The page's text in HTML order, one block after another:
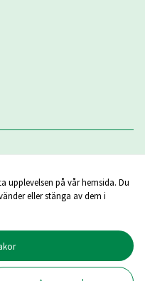
upplevelsen på vår hemsida. Du
eller stänga av dem i